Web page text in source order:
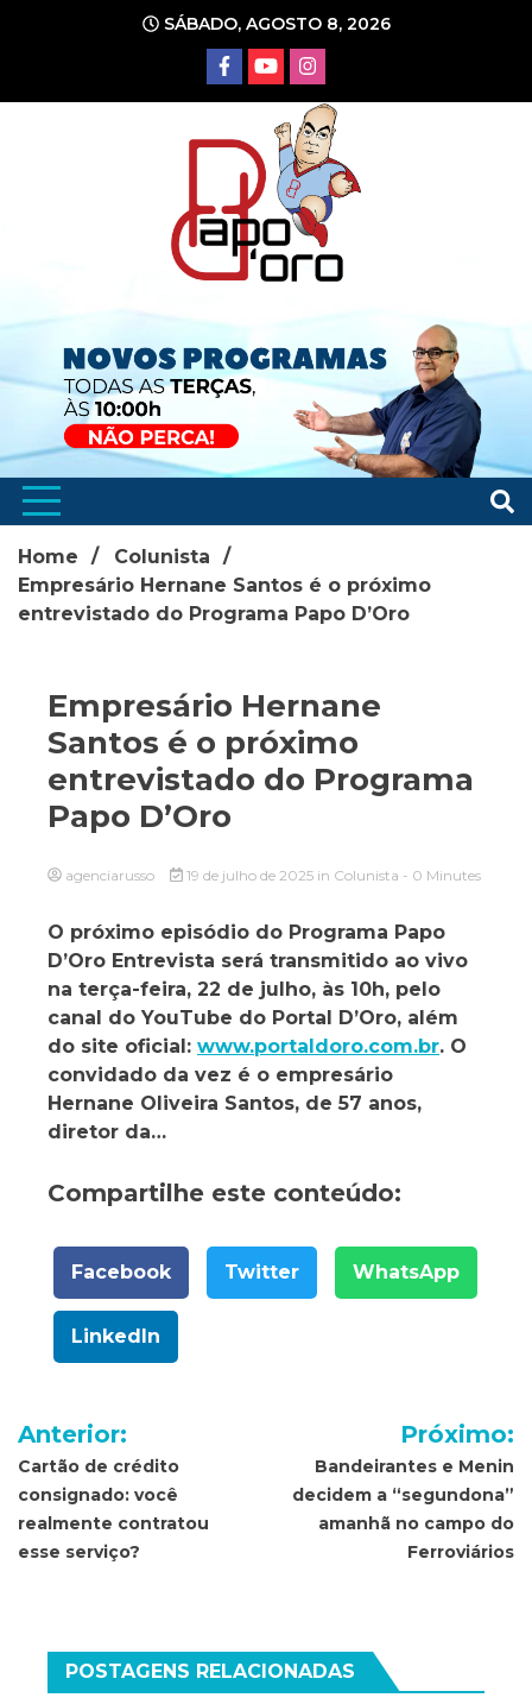
conteúdo
SÁBADO, AGOSTO 8, 2026
Home
Colunista
Empresário Hernane Santos é o próximo
entrevistado do Programa Papo D’Oro
Empresário Hernane
Santos é o próximo
entrevistado do Programa
Papo D’Oro
agenciarusso 19 de julho de 2025 in Colunista - 0 Minutes
O próximo episódio do Programa Papo
D’Oro Entrevista será transmitido ao vivo
na terça-feira, 22 de julho, às 10h, pelo
canal do YouTube do Portal D’Oro, além
do site oficial: www.portaldoro.com.br. O
convidado da vez é o empresário
Hernane Oliveira Santos, de 57 anos,
diretor da…
Compartilhe este conteúdo:
Facebook Twitter WhatsApp
LinkedIn
Navegação
de
Post
Anterior:
Cartão de crédito
consignado: você
realmente contratou
esse serviço?
Próximo:
Bandeirantes e Menin
decidem a “segundona”
amanhã no campo do
Ferroviários
POSTAGENS RELACIONADAS